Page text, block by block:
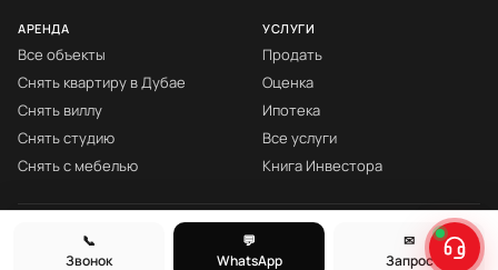
📞
Звонок
💬
WhatsApp
✉
Запрос
АРЕНДА
Все объекты
Снять квартиру в Дубае
Снять виллу
Снять студию
Снять с мебелью
УСЛУГИ
Продать
Оценка
Ипотека
Все услуги
Книга Инвестора
© fäm Properties™ · ORN 1858 · С 2008